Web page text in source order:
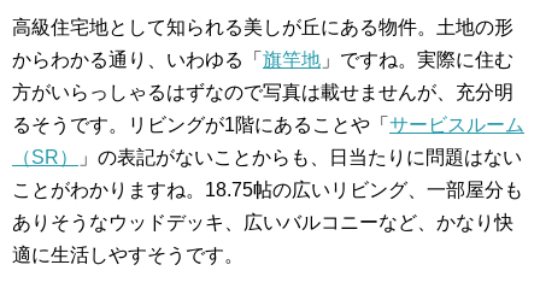
高級住宅地として知られる美しが丘にある物件。土地の形
からわかる通り、いわゆる「 旗竿地 」ですね。実際に住む
方がいらっしゃるはずなので写真は載せませんが、充分明
るそうです。リビングが1階にあることや「 サービスルーム
（SR）
」の表記がないことからも、日当たりに問題はない
ことがわかりますね。18.75帖の広いリビング、一部屋分も
ありそうなウッドデッキ、広いバルコニーなど、かなり快
適に生活しやすそうです。